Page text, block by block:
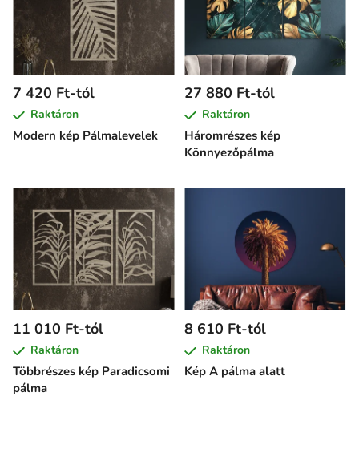
Modern kép Pálmalevelek
7 420 Ft-tól
Raktáron
Háromrészes kép
Könnyezőpálma
27 880 Ft-tól
Raktáron
Többrészes kép Paradicsomi
pálma
11 010 Ft-tól
Raktáron
Kép A pálma alatt
8 610 Ft-tól
Raktáron